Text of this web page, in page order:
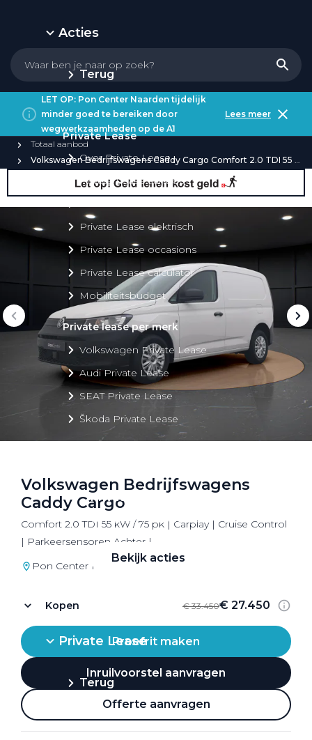
Acties
Terug
Private Lease
Over Private Lease
Private Lease aanbod
Private Lease elektrisch
Private Lease occasions
Private Lease calculator
Mobiliteitsbudget
Private lease per merk
Volkswagen Private Lease
Audi Private Lease
SEAT Private Lease
Škoda Private Lease
Private Lease acties
Bekijk alle aanbiedingen
Bekijk acties
Private Lease
Terug
LET OP: Pon Center Naarden tijdelijk
minder goed te bereiken door
wegwerkzaamheden op de A1
Lees meer
Totaal aanbod
Volkswagen Bedrijfswagens Caddy Cargo Comfort 2.0 TDI 55 kW / 75 pk
Volkswagen Bedrijfswagens
Caddy Cargo
Comfort 2.0 TDI 55 kW / 75 pk | Carplay | Cruise Control
| Parkeersensoren Achter |
Pon Center Naarden
Kopen € 33.450€ 27.450
Proefrit maken
Inruilvoorstel aanvragen
Offerte aanvragen